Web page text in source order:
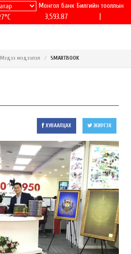
Монгол банк
3,593.87
Билгийн тооллын
Мэдээ мэдээлэл SMARTBOOK
ХУВААЛЦАХ ЖИРГЭХ